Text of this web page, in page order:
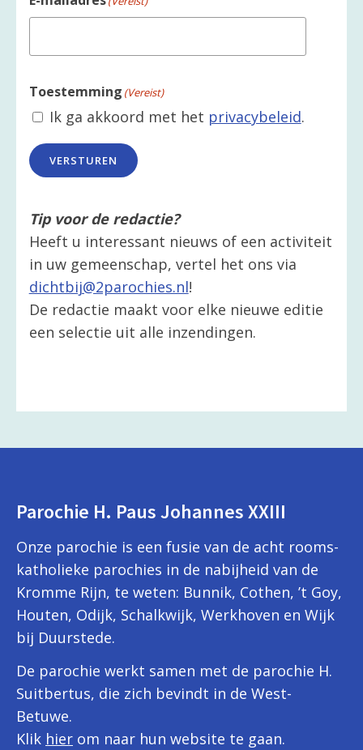
Toestemming (Vereist)
Ik ga akkoord met het privacybeleid.
VERSTUREN
Tip voor de redactie?
Heeft u interessant nieuws of een activiteit
in uw gemeenschap, vertel het ons via
dichtbij@2parochies.nl!
De redactie maakt voor elke nieuwe editie
een selectie uit alle inzendingen.
Parochie H. Paus Johannes XXIII
Onze parochie is een fusie van de acht rooms-
katholieke parochies in de nabijheid van de
Kromme Rijn, te weten: Bunnik, Cothen, ’t Goy,
Houten, Odijk, Schalkwijk, Werkhoven en Wijk
bij Duurstede.
De parochie werkt samen met de parochie H.
Suitbertus, die zich bevindt in de West-
Betuwe.
Klik hier om naar hun website te gaan.